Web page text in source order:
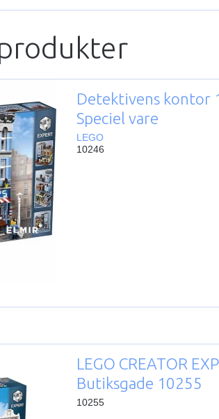
Detektivens kontor
Speciel vare
LEGO
10246
LEGO CREATOR
Butiksgade 10255
10255